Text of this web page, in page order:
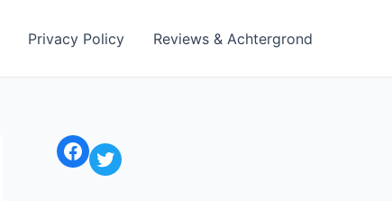
Privacy Policy Reviews & Achtergrond
Facebook Twitter